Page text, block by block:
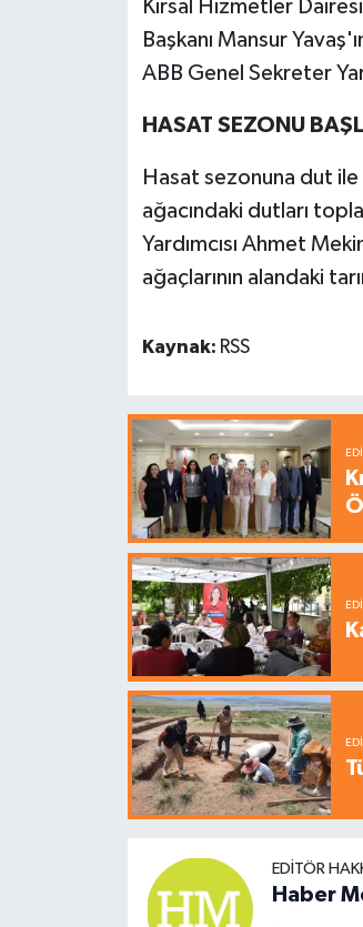
Kırsal Hizmetler
Başkanı Mansur
ABB Genel Sekreter
HASAT SEZONU
Hasat sezonuna dut
ağacındaki dutları
Yardımcısı Ahmet
ağaçlarının alandaki
Kaynak: RSS
EDITÖR
Haber